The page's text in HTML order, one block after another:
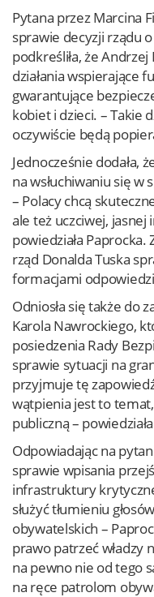
Pytana przez Marcina
sprawie decyzji rządu
podkreśliła, że
działania wspierające
gwarantujące
kobiet i dzieci. – Takie
oczywiście będą
Jednocześnie dodała,
na wsłuchiwaniu się w
– Polacy chcą
ale też uczciwej,
powiedziała Paprocka.
rząd Donalda Tuska
formacjami
Odniosła się także do
Karola Nawrockiego,
posiedzenia Rady
sprawie sytuacji na
przyjmuje tę
wątpienia jest to
publiczną –
Odpowiadając na
sprawie wpisania
infrastruktury
służyć tłumieniu
obywatelskich –
prawo patrzeć władzy
na pewno nie od tego
na ręce patrolom